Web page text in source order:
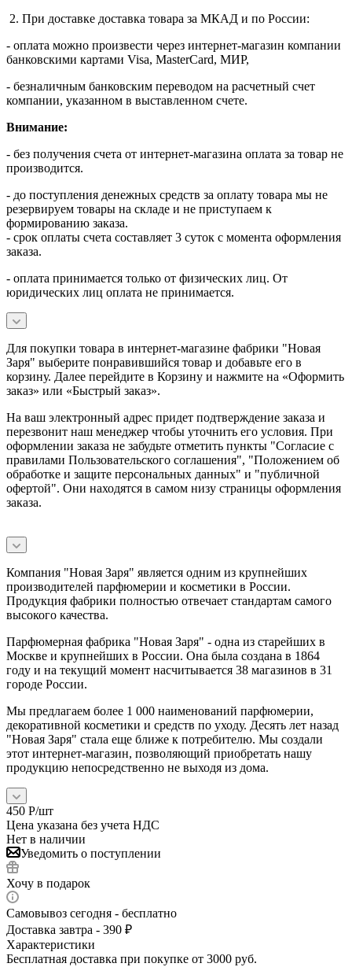
2. При доставке доставка товара за МКАД и по России:
- оплата можно произвести через интернет-магазин компании
банковскими картами Visa, MasterСard, МИР,
- безналичным банковским переводом на расчетный счет
компании, указанном в выставленном счете.
Внимание:
- без получения счета от интернет-магазина оплата за товар не
производится.
- до поступления денежных средств за оплату товара мы не
резервируем товары на складе и не приступаем к
формированию заказа.
- срок оплаты счета составляет 3 суток с момента оформления
заказа.
- оплата принимается только от физических лиц. От
юридических лиц оплата не принимается.
Для покупки товара в интернет-магазине фабрики "Новая
Заря" выберите понравившийся товар и добавьте его в
корзину. Далее перейдите в Корзину и нажмите на «Оформить
заказ» или «Быстрый заказ».
На ваш электронный адрес придет подтверждение заказа и
перезвонит наш менеджер чтобы уточнить его условия. При
оформлении заказа не забудьте отметить пункты "Согласие с
правилами Пользовательского соглашения", "Положением об
обработке и защите персональных данных" и "публичной
офертой". Они находятся в самом низу страницы оформления
заказа.
Компания "Новая Заря" является одним из крупнейших
производителей парфюмерии и косметики в России.
Продукция фабрики полностью отвечает стандартам самого
высокого качества.
Парфюмерная фабрика "Новая Заря" - одна из старейших в
Москве и крупнейших в России. Она была создана в 1864
году и на текущий момент насчитывается 38 магазинов в 31
городе России.
Мы предлагаем более 1 000 наименований парфюмерии,
декоративной косметики и средств по уходу. Десять лет назад
"Новая Заря" стала еще ближе к потребителю. Мы создали
этот интернет-магазин, позволяющий приобретать нашу
продукцию непосредственно не выходя из дома.
450 Р/шт
Цена указана без учета НДС
Нет в наличии
Уведомить о поступлении
Хочу в подарок
Самовывоз сегодня - бесплатно
Доставка завтра - 390 ₽
Характеристики
Бесплатная доставка при покупке от 3000 руб.